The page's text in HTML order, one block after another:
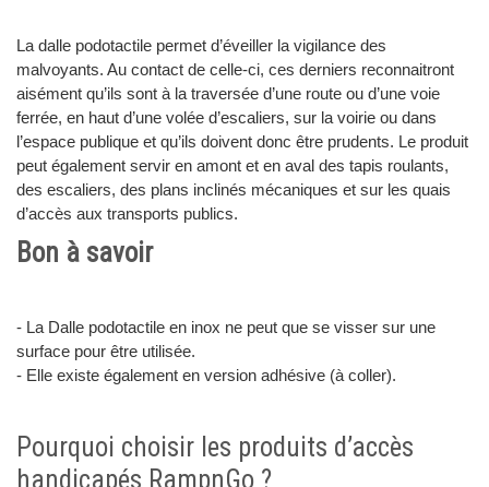
La dalle podotactile permet d’éveiller la vigilance des
malvoyants. Au contact de celle-ci, ces derniers reconnaitront
aisément qu’ils sont à la traversée d’une route ou d’une voie
ferrée, en haut d’une volée d’escaliers, sur la voirie ou dans
l’espace publique et qu’ils doivent donc être prudents. Le produit
peut également servir en amont et en aval des tapis roulants,
des escaliers, des plans inclinés mécaniques et sur les quais
d’accès aux transports publics.
Bon à savoir
- La Dalle podotactile en inox ne peut que se visser sur une
surface pour être utilisée.
- Elle existe également en version adhésive (à coller).
Pourquoi choisir les produits d’accès
handicapés RampnGo ?